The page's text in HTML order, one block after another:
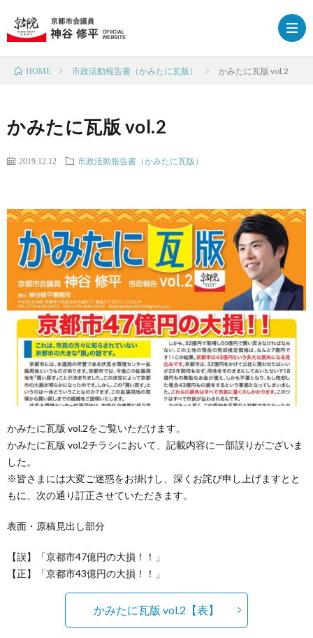
フ
ー
策
ブ
グ
京
園
MAP
応
お
願
い
活
動
報
い
合
HOME 市政活動報告書（かみたに瓦版） かみたに瓦版 vol.2
かみたに瓦版 vol.2
2019.12.12 市政活動報告書（かみたに瓦版）
かみたに瓦版 vol.2をご覧いただけます。
かみたに瓦版 vol.2チラシにおいて、記載内容に一部誤りがございま
した。
※皆さまには大変ご迷惑をお掛けし、深くお詫び申し上げますとと
もに、次の通り訂正させていただきます。
表面・原稿見出し部分
【誤】「京都市47億円の大損！！」
【正】「京都市43億円の大損！！」
かみたに瓦版 vol.2【表】